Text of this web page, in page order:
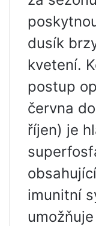
dusík
kvetení.
postup
června
říjen) je
imunitní